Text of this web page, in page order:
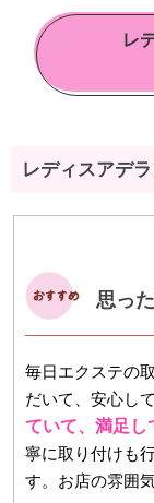
レ
レディスアデ
思っ
毎日エクステの
だいて、安心し
ていて、満足し
寧に取り付けも
す。お店の雰囲